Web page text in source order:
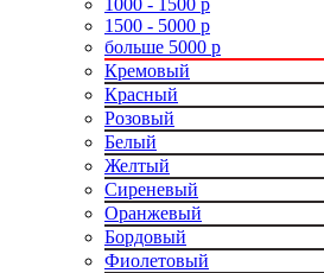
1000 - 1500 р
1500 - 5000 р
больше 5000 р
Кремовый
Красный
Розовый
Белый
Желтый
Сиреневый
Оранжевый
Бордовый
Фиолетовый